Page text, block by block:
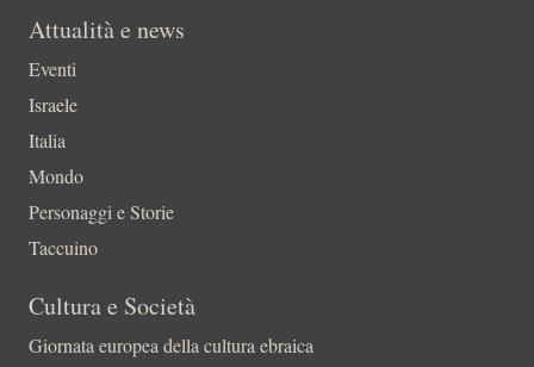
Attualità e news
Eventi
Israele
Italia
Mondo
Personaggi e Storie
Taccuino
Cultura e Società
Giornata europea della cultura ebraica